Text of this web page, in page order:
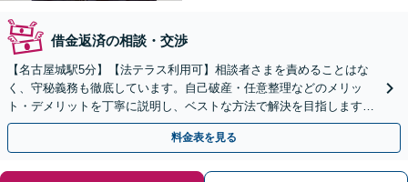
借金返済の相談・交渉
【名古屋城駅5分】【法テラス利用可】相談者さまを責めることはな
く、守秘義務も徹底しています。自己破産・任意整理などのメリッ
ト・デメリットを丁寧に説明し、ベストな方法で解決を目指します
【完全個室】
料金表を見る